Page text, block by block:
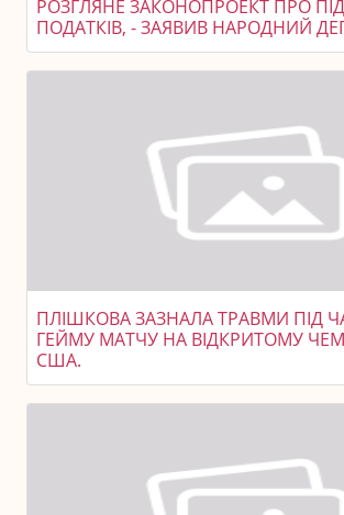
РОЗГЛЯНЕ ЗАКОНОПРОЕКТ ПРО
ПОДАТКІВ, - ЗАЯВИВ НАРОДНИЙ
ПЛІШКОВА ЗАЗНАЛА ТРАВМИ ПІД
ГЕЙМУ МАТЧУ НА ВІДКРИТОМУ
США.